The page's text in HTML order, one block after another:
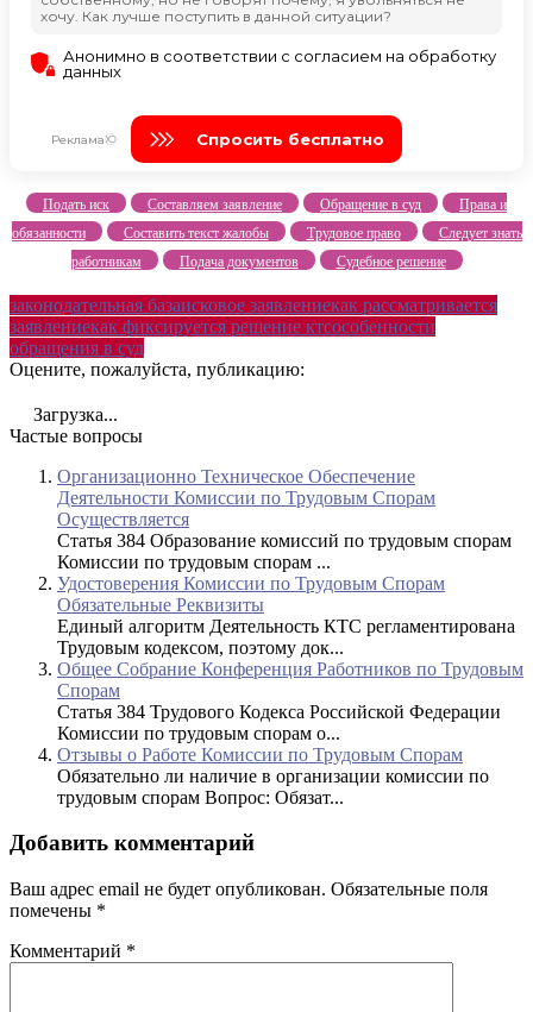
Подать иск Составляем заявление Обращение в суд
Права и
обязанности
Составить текст жалобы Трудовое право
Следует знать
работникам
Подача документов Судебное решение
законодательная базаисковое заявлениекак рассматривается
заявлениекак фиксируется решение ктсособенности
обращения в суд
Оцените, пожалуйста, публикацию:
Загрузка...
Частые вопросы
Организационно Техническое Обеспечение
Деятельности Комиссии по Трудовым Спорам
Осуществляется
Статья 384 Образование комиссий по трудовым спорам
Комиссии по трудовым спорам ...
Удостоверения Комиссии по Трудовым Спорам
Обязательные Реквизиты
Единый алгоритм Деятельность КТС регламентирована
Трудовым кодексом, поэтому док...
Общее Собрание Конференция Работников по Трудовым
Спорам
Статья 384 Трудового Кодекса Российской Федерации
Комиссии по трудовым спорам о...
Отзывы о Работе Комиссии по Трудовым Спорам
Обязательно ли наличие в организации комиссии по
трудовым спорам Вопрос: Обязат...
Добавить комментарий
Ваш адрес email не будет опубликован. Обязательные поля
помечены *
Комментарий *